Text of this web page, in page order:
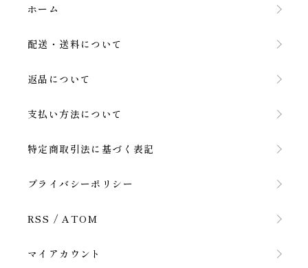
ホーム
配送・送料について
返品について
支払い方法について
特定商取引法に基づく表記
プライバシーポリシー
RSS / ATOM
マイアカウント